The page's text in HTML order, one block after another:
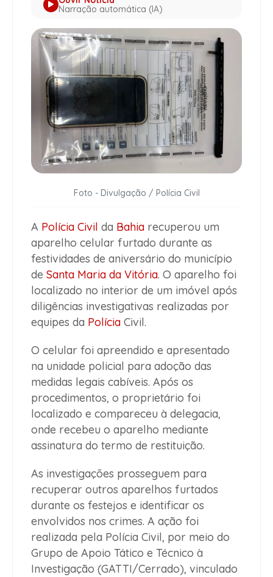
Narração automática (IA)
Foto - Divulgação / Polícia Civil
A Polícia Civil da Bahia recuperou um
aparelho celular furtado durante as
festividades de aniversário do município
de Santa Maria da Vitória. O aparelho foi
localizado no interior de um imóvel após
diligências investigativas realizadas por
equipes da Polícia Civil.
O celular foi apreendido e apresentado
na unidade policial para adoção das
medidas legais cabíveis. Após os
procedimentos, o proprietário foi
localizado e compareceu à delegacia,
onde recebeu o aparelho mediante
assinatura do termo de restituição.
As investigações prosseguem para
recuperar outros aparelhos furtados
durante os festejos e identificar os
envolvidos nos crimes. A ação foi
realizada pela Polícia Civil, por meio do
Grupo de Apoio Tático e Técnico à
Investigação (GATTI/Cerrado), vinculado